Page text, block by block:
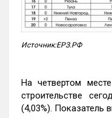
Источник:ЕРЗ.РФ
На четвертом
строительстве
(4,03%). Показатель